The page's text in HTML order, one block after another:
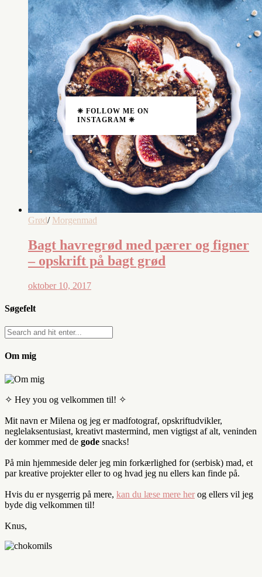
Grød/ Morgenmad
Bagt havregrød med pærer og figner
– opskrift på bagt grød
oktober 10, 2017
Søgefelt
Om mig
✧ Hey you og velkommen til! ✧
Mit navn er Milena og jeg er madfotograf, opskriftudvikler,
neglelaksentusiast, kreativt mastermind, men vigtigst af alt, veninden
der kommer med de gode snacks!
På min hjemmeside deler jeg min forkærlighed for (serbisk) mad, et
par kreative projekter eller to og hvad jeg nu ellers kan finde på.
Hvis du er nysgerrig på mere, kan du læse mere her og ellers vil jeg
byde dig velkommen til!
Knus,
❈ FOLLOW ME ON
INSTAGRAM ❈